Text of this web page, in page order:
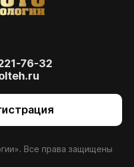
76-32
Все права защищены
и улучшения
на использование